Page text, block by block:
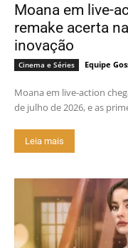
Moana em live-
remake acerta
inovação
Cinema e Séries Equipe
Moana em live-action
de julho de 2026, e as
Leia mais